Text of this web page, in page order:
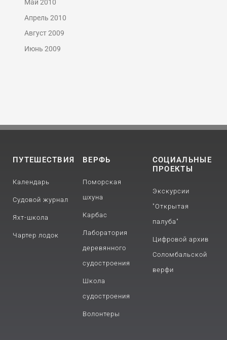
Май 2010
Апрель 2010
Август 2009
Июнь 2009
ПУТЕШЕСТВИЯ
Календарь
Судовой журнал
Яхт-школа
Чартер лодок
ВЕРФЬ
Поморская
шхуна
Карбас
Лаборатория
деревянного
судостроения
Школа
судостроения
Волонтеры
СОЦИАЛЬНЫЕ
ПРОЕКТЫ
Экскурсии
"Открытая
палуба"
Цифровой архив
Соломбальской
верфи